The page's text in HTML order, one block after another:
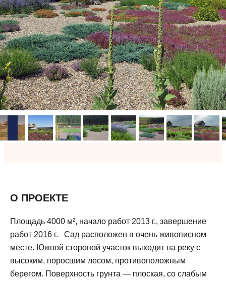
О ПРОЕКТЕ
Площадь 4000 м², начало работ 2013 г., завершение
работ 2016 г. Сад расположен в очень живописном
месте. Южной стороной участок выходит на реку с
высоким, поросшим лесом, противоположным
берегом. Поверхность грунта — плоская, со слабым